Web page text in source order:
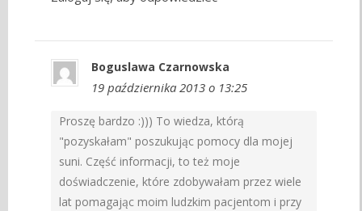
Boguslawa Czarnowska
19 października 2013 o 13:25
Proszę bardzo :))) To wiedza, którą
"pozyskałam" poszukując pomocy dla mojej
suni. Część informacji, to też moje
doświadczenie, które zdobywałam przez wiele
lat pomagając moim ludzkim pacjentom i przy